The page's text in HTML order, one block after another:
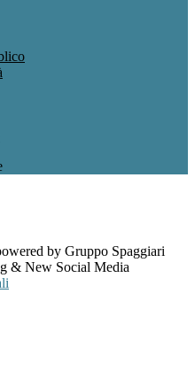
by Gruppo Spaggiari
& New Social Media